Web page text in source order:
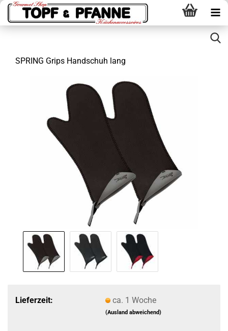
SPRING Grips Handschuh lang
Lieferzeit: ca. 1 Woche
(Ausland abweichend)